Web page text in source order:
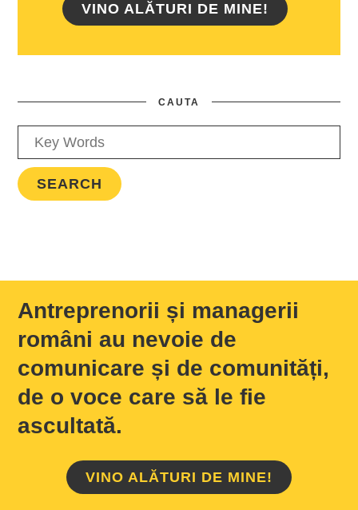
VINO ALĂTURI DE MINE!
CAUTA
Antreprenorii și managerii
români au nevoie de
comunicare și de comunități,
de o voce care să le fie
ascultată.
VINO ALĂTURI DE MINE!